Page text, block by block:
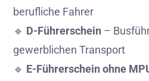
berufliche Fahrer
🔹 D-Führerschein –
gewerblichen Transport
🔹 E-Führerschein ohne